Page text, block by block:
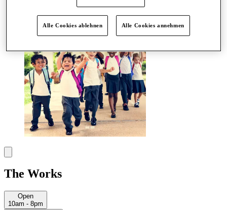
The Works
Open
10am - 8pm
Alle Cookies ablehnen Alle Cookies annehmen